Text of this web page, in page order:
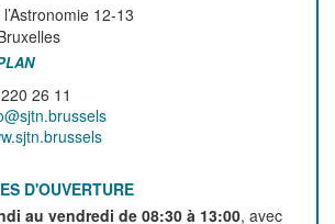
12-13
26 11
D'OUVERTURE
au vendredi de 08:30 à 13:00, avec